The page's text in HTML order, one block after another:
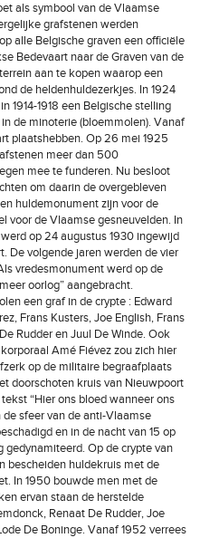
als symbool van de Vlaamse
grafstenen werden
alle Belgische graven een officiële
Bedevaart naar de Graven van de
aan te kopen waarop een
de heldenhuldezerkjes. In 1924
1914-1918 een Belgische stelling
de minoterie (bloemmolen). Vanaf
plaatshebben. Op 26 mei 1925
meer dan 500
mee te funderen. Nu besloot
om daarin de overgebleven
huldemonument zijn voor de
voor de Vlaamse gesneuvelden. In
op 24 augustus 1930 ingewijd
De volgende jaren werden de vier
vredesmonument werd op de
oorlog” aangebracht.
een graf in de crypte : Edward
Frans Kusters, Joe English, Frans
Rudder en Juul De Winde. Ook
Amé Fiévez zou zich hier
op de militaire begraafplaats
doorschoten kruis van Nieuwpoort
“Hier ons bloed wanneer ons
de sfeer van de anti-Vlaamse
en in de nacht van 15 op
gedynamiteerd. Op de crypte van
bescheiden huldekruis met de
In 1950 bouwde men met de
ervan staan de herstelde
Renaat De Rudder, Joe
De Boninge. Vanaf 1952 verrees